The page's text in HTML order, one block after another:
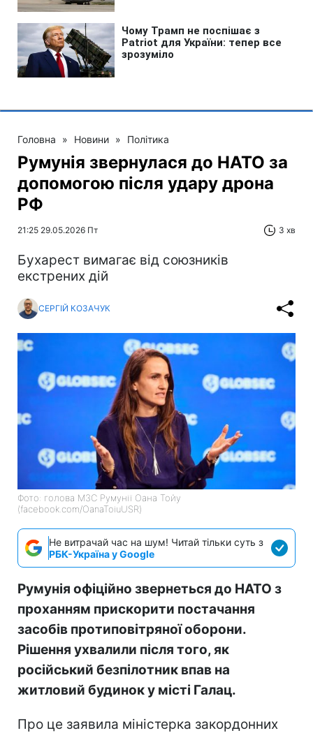
Головна » Новини » Політика
Румунія звернулася до НАТО за
допомогою після удару дрона
РФ
21:25 29.05.2026 Пт 3 хв
Бухарест вимагає від союзників
екстрених дій
СЕРГІЙ КОЗАЧУК
Фото: голова МЗС Румунії Оана Тойу
(facebook.com/OanaToiuUSR)
Не витрачай час на шум! Читай тільки суть з
РБК-Україна у Google
Румунія офіційно звернеться до НАТО з
проханням прискорити постачання
засобів протиповітряної оборони.
Рішення ухвалили після того, як
російський безпілотник впав на
житловий будинок у місті Галац.
Про це заявила міністерка закордонних